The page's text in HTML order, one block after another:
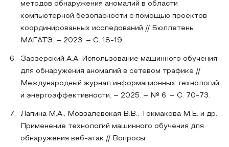
методов обнаружения аномалий в области
компьютерной безопасности с помощью проектов
координированных исследований // Бюллетень
МАГАТЭ. – 2023. – С. 18-19.
Заозерский А.А. Использование машинного обучения
для обнаружения аномалий в сетевом трафике //
Международный журнал информационных технологий
и энергоэффективности. – 2025. – № 6. – С. 70-73.
Лапина М.А., Мовзалевская В.В., Токмакова М.Е. и др.
Применение технологий машинного обучения для
обнаружения веб-атак // Вопросы